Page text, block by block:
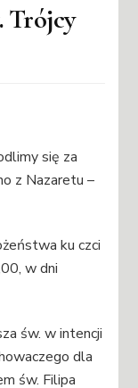
Trójcy
się za
z Nazaretu –
ku czci
w dni
św. w intencji
dla
św. Filipa